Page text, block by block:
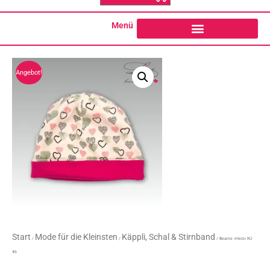
o
f
r
Menü
Angebot!
Start / Mode für die Kleinsten / Käppli, Schal & Stirnband / Beanie «Herz» KU
46